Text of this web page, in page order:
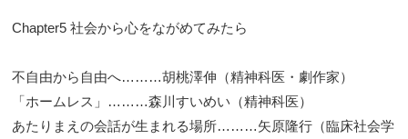
Chapter5 社会から心をながめてみたら
不自由から自由へ………胡桃澤伸（精神科医・劇作家）
「ホームレス」………森川すいめい（精神科医）
あたりまえの会話が生まれる場所………矢原隆行（臨床社会学